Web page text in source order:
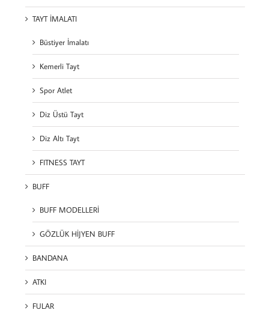
TAYT İMALATI
Büstiyer İmalatı
Kemerli Tayt
Spor Atlet
Diz Üstü Tayt
Diz Altı Tayt
FITNESS TAYT
BUFF
BUFF MODELLERİ
GÖZLÜK HİJYEN BUFF
BANDANA
ATKI
FULAR